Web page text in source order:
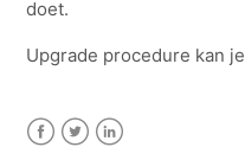
doet.
Upgrade procedure kan je